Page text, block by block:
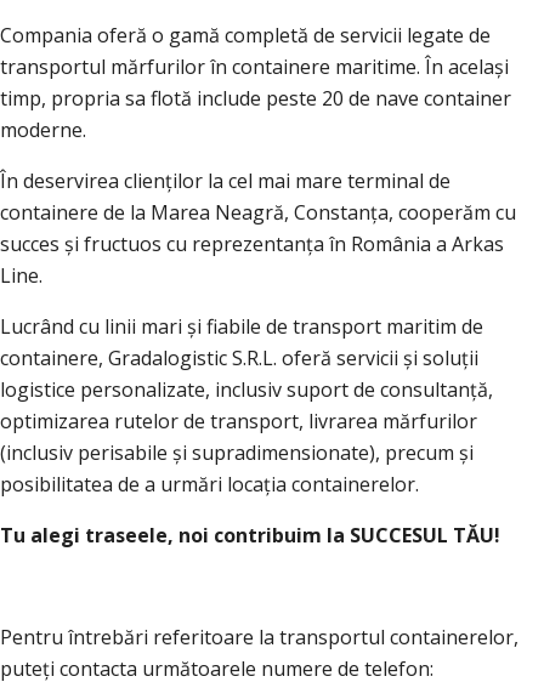
Compania oferă o gamă completă de servicii legate de
transportul mărfurilor în containere maritime. În același
timp, propria sa flotă include peste 20 de nave container
moderne.
În deservirea clienților la cel mai mare terminal de
containere de la Marea Neagră, Constanța, cooperăm cu
succes și fructuos cu reprezentanța în România a Arkas
Line.
Lucrând cu linii mari și fiabile de transport maritim de
containere, Gradalogistic S.R.L. oferă servicii și soluții
logistice personalizate, inclusiv suport de consultanță,
optimizarea rutelor de transport, livrarea mărfurilor
(inclusiv perisabile și supradimensionate), precum și
posibilitatea de a urmări locația containerelor.
Tu alegi traseele, noi contribuim la SUCCESUL TĂU!
Pentru întrebări referitoare la transportul containerelor,
puteți contacta următoarele numere de telefon: